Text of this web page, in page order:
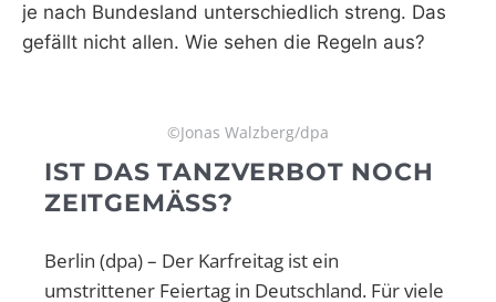
je nach Bundesland unterschiedlich streng. Das
gefällt nicht allen. Wie sehen die Regeln aus?
©Jonas Walzberg/dpa
IST DAS TANZVERBOT NOCH
ZEITGEMÄSS?
Berlin (dpa) – Der Karfreitag ist ein
umstrittener Feiertag in Deutschland. Für viele